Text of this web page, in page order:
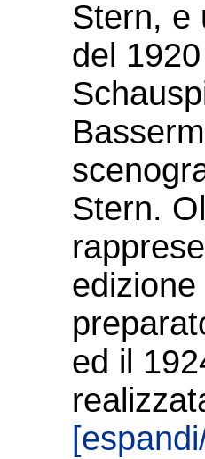
Stern, e
del
Stern.
ed il